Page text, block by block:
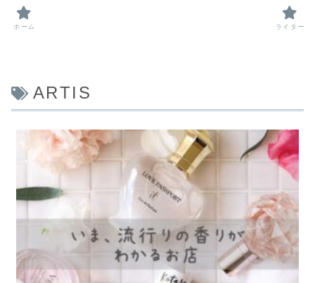
ARTIS
ホーム ライター